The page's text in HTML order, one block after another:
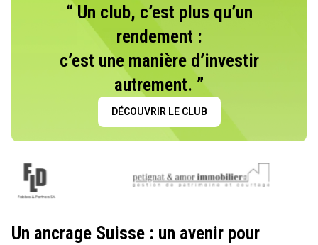
“ Un club, c’est plus qu’un
rendement :
c’est une manière d’investir
autrement. ”
DÉCOUVRIR LE CLUB
Un ancrage Suisse : un avenir pour